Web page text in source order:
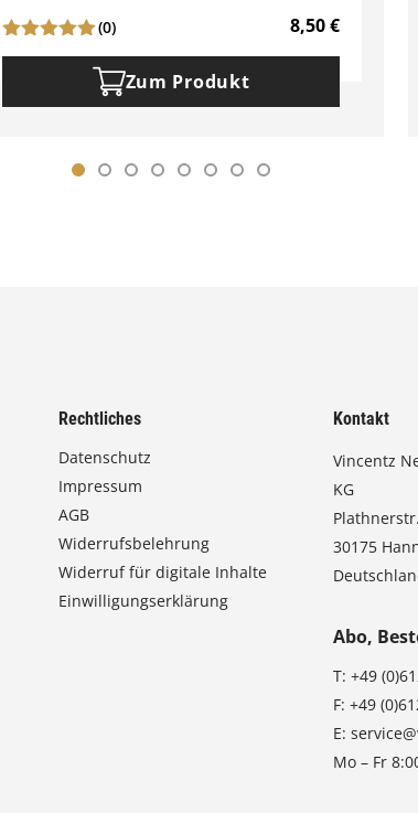
(0) 8,50€
Zum Produkt
Rechtliches
Datenschutz
Impressum
AGB
Widerrufsbelehrung
Widerruf für digitale Inhalte
Einwilligungserklärung
Kontakt
Vincentz
KG
30175
Abo,
T:+49
F:+49
E:
Mo – Fr